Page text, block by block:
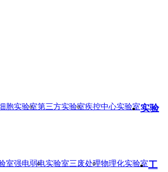
胞实验室第三方实验室疾控中心实验室实验
室强电弱电实验室三废处理物理化实验室工